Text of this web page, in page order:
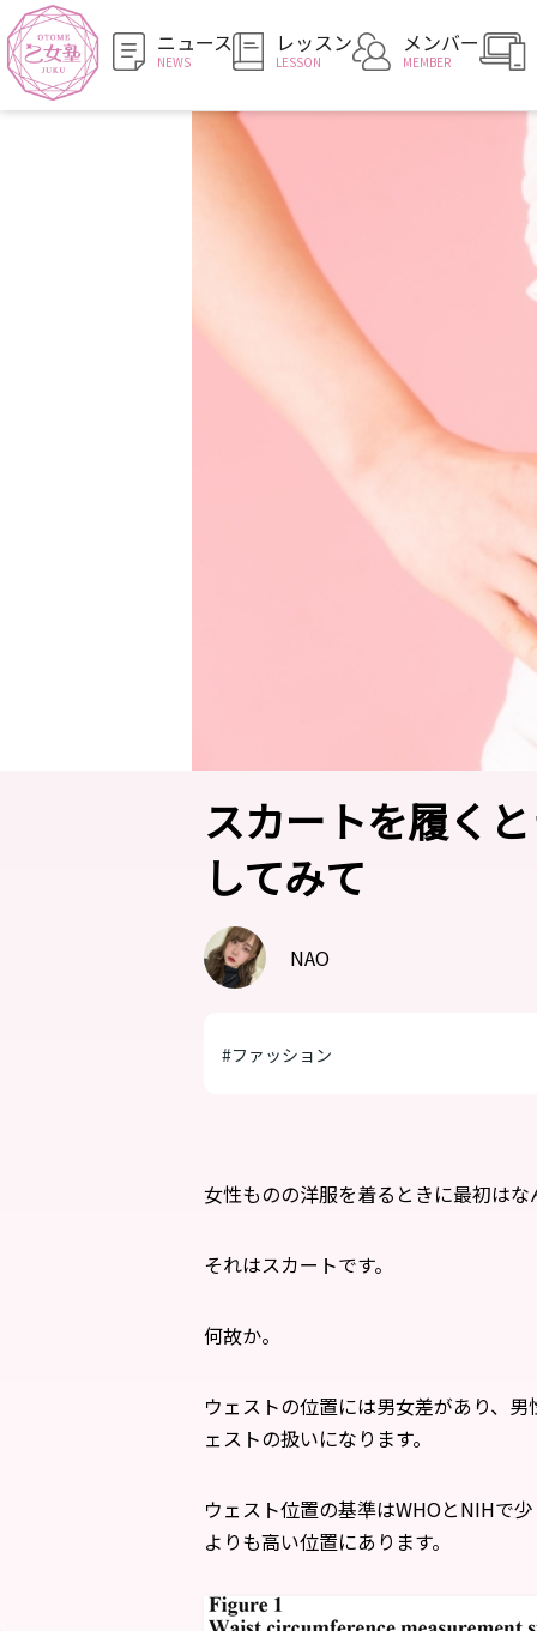
ニュース
NEWS
レッスン
LESSON
メンバー
MEMBER
スカートを履く
してみて
NAO
#ファッション
女性ものの洋服を着るときに最初は
それはスカートです。
何故か。
ウェストの位置には男女差があり、
ェストの扱いになります。
ウェスト位置の基準はWHOとNIHで
よりも高い位置にあります。